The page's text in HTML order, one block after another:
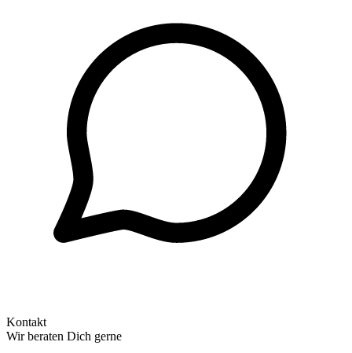
Kontakt
Wir beraten Dich gerne